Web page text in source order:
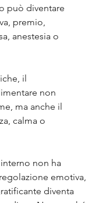
può diventare
premio,
anestesia o
il
non
ma anche il
calma o
non ha
emotiva,
diventa